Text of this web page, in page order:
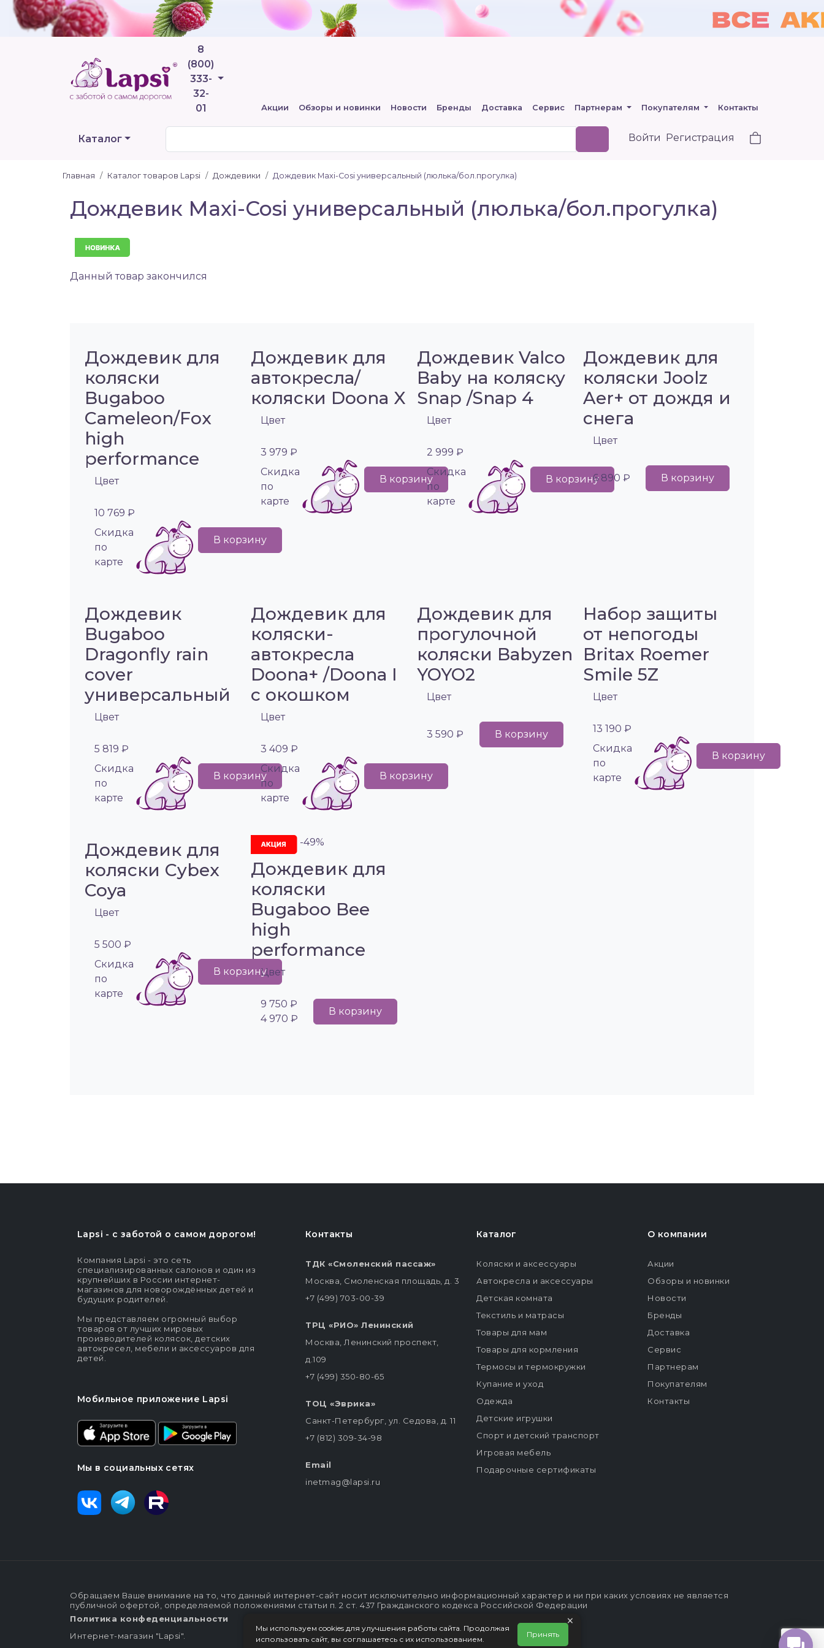
8
(800)
333-
32-
01
Телефоны
Акции Обзоры и новинки Новости Бренды Доставка Сервис Партнерам Покупателям Контакты
Каталог Войти Регистрация
Главная Каталог товаров Lapsi Дождевики Дождевик Maxi-Cosi универсальный (люлька/бол.прогулка)
Дождевик Maxi-Cosi универсальный (люлька/бол.прогулка)
Данный товар закончился
Дождевик для
коляски
Bugaboo
Cameleon/Fox
high
performance
Цвет
10 769 ₽
Cкидка
по
карте
В корзину
Дождевик для
автокресла/
коляски Doona X
Цвет
3 979 ₽
Cкидка
по
карте
В корзину
Дождевик Valco
Baby на коляску
Snap /Snap 4
Цвет
2 999 ₽
Cкидка
по
карте
В корзину
Дождевик для
коляски Joolz
Aer+ от дождя и
снега
Цвет
6 890 ₽ В корзину
Дождевик
Bugaboo
Dragonfly rain
cover
универсальный
Цвет
5 819 ₽
Cкидка
по
карте
В корзину
Дождевик для
коляски-
автокресла
Doona+ /Doona I
с окошком
Цвет
3 409 ₽
Cкидка
по
карте
В корзину
Дождевик для
прогулочной
коляски Babyzen
YOYO2
Цвет
3 590 ₽ В корзину
Набор защиты
от непогоды
Britax Roemer
Smile 5Z
Цвет
13 190 ₽
Cкидка
по
карте
В корзину
Дождевик для
коляски Cybex
Coya
Цвет
5 500 ₽
Cкидка
по
карте
В корзину
-49%
Дождевик для
коляски
Bugaboo Bee
high
performance
Цвет
9 750 ₽
4 970 ₽
В корзину
Lapsi - c заботой о самом дорогом!
Компания Lapsi - это сеть
специализированных салонов и один из
крупнейших в России интернет-
магазинов для новорождённых детей и
будущих родителей.
Мы представляем огромный выбор
товаров от лучших мировых
производителей колясок, детских
автокресел, мебели и аксессуаров для
детей.
Мобильное приложение Lapsi
Мы в социальных сетях
Контакты
ТДК «Смоленский пассаж»
Москва, Смоленская площадь, д. 3
+7 (499) 703-00-39
ТРЦ «РИО» Ленинский
Москва, Ленинский проспект,
д.109
+7 (499) 350-80-65
ТОЦ «Эврика»
Санкт-Петербург, ул. Седова, д. 11
+7 (812) 309-34-98
Email
inetmag@lapsi.ru
Каталог
Коляски и аксессуары
Автокресла и аксессуары
Детская комната
Текстиль и матрасы
Товары для мам
Товары для кормления
Термосы и термокружки
Купание и уход
Одежда
Детские игрушки
Спорт и детский транспорт
Игровая мебель
Подарочные сертификаты
О компании
Акции
Обзоры и новинки
Новости
Бренды
Доставка
Сервис
Партнерам
Покупателям
Контакты
Обращаем Ваше внимание на то, что данный интернет-сайт носит исключительно информационный характер и ни при каких условиях не является
публичной офертой, определяемой положениями статьи п. 2 ст. 437 Гражданского кодекса Российской Федерации
Политика конфеденциальности
Интернет-магазин "Lapsi".
×
Мы используем cookies для улучшения работы сайта. Продолжая
использовать сайт, вы соглашаетесь с их использованием.
Принять